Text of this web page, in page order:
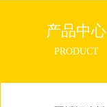
PRODUCT
产品中心